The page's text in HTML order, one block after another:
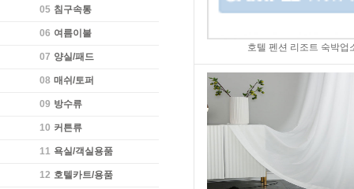
05 침구속통
06 여름이불
07 양실/패드
08 매쉬/토퍼
09 방수류
10 커튼류
11 욕실/객실용품
12 호텔카트/용품
호텔 펜션 리조트 숙박업